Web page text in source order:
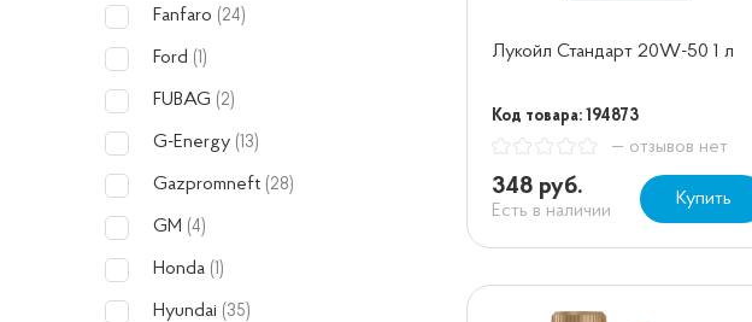
Fanfaro (24)
Ford (1)
FUBAG (2)
G-Energy (13)
Gazpromneft (28)
GM (4)
Honda (1)
Hyundai (35)
Лукойл Стандарт 20W-50 1 л
Код товара: 194873
— отзывов нет
348 руб.
Есть в наличии
Купить